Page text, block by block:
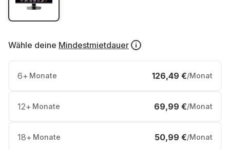
Wähle deine Mindestmietdauer
6+ Monate 126,49 €/Monat
12+ Monate 69,99 €/Monat
18+ Monate 50,99 €/Monat